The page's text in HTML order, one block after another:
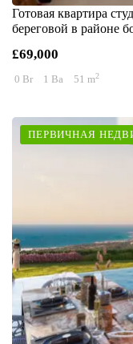
Готовая квартира
береговой в районе
£69,000
0 Br 1 Ba 51 m2
ПЕРВИЧНАЯ